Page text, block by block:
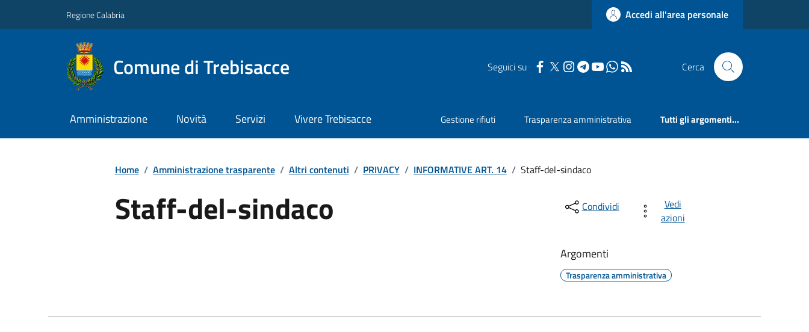
Regione Calabria Accedi all'area personale
Comune di Trebisacce Seguici su Cerca
Amministrazione Novità Servizi Vivere Trebisacce Gestione rifiuti Trasparenza amministrativa Tutti gli argomenti...
Home / Amministrazione trasparente / Altri contenuti / PRIVACY / INFORMATIVE ART. 14 / Staff-del-sindaco
Staff-del-sindaco Condividi
Vedi
azioni
Argomenti
Trasparenza amministrativa